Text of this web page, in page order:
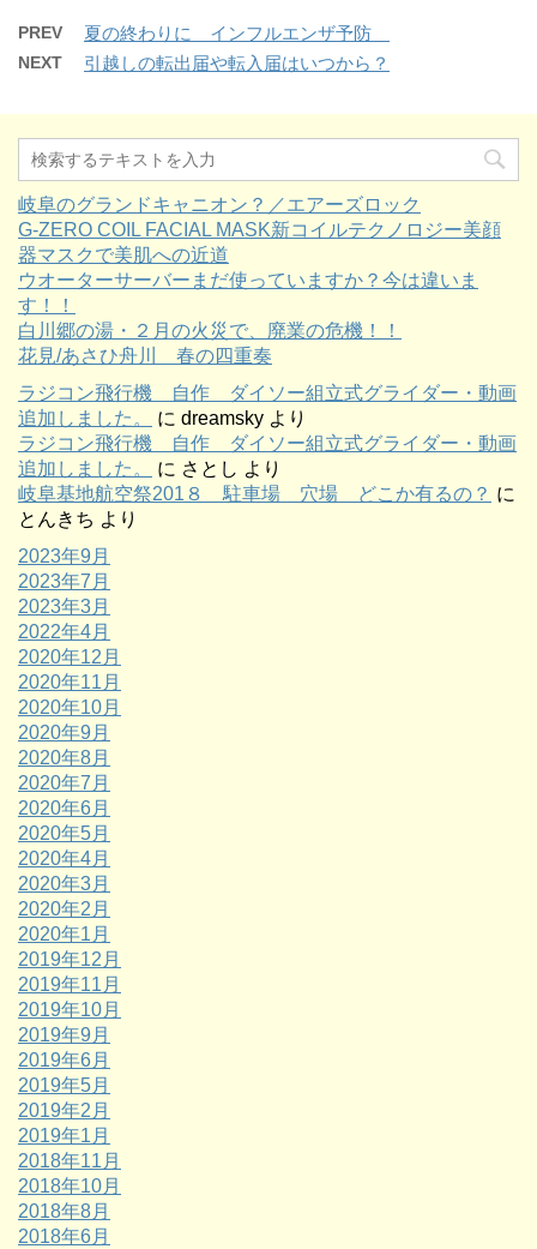
PREV 夏の終わりに インフルエンザ予防
NEXT 引越しの転出届や転入届はいつから？
岐阜のグランドキャニオン？／エアーズロック
G-ZERO COIL FACIAL MASK新コイルテクノロジー美顔
器マスクで美肌への近道
ウオーターサーバーまだ使っていますか？今は違いま
す！！
白川郷の湯・２月の火災で、廃業の危機！！
花見/あさひ舟川 春の四重奏
ラジコン飛行機 自作 ダイソー組立式グライダー・動画
追加しました。
に dreamsky より
ラジコン飛行機 自作 ダイソー組立式グライダー・動画
追加しました。
に さとし より
岐阜基地航空祭201８ 駐車場 穴場 どこか有るの？ に
とんきち より
2023年9月
2023年7月
2023年3月
2022年4月
2020年12月
2020年11月
2020年10月
2020年9月
2020年8月
2020年7月
2020年6月
2020年5月
2020年4月
2020年3月
2020年2月
2020年1月
2019年12月
2019年11月
2019年10月
2019年9月
2019年6月
2019年5月
2019年2月
2019年1月
2018年11月
2018年10月
2018年8月
2018年6月